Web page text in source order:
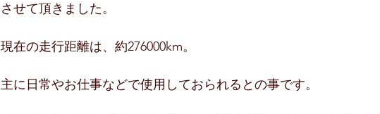
させて頂きました。
現在の走行距離は、約276000km。
主に日常やお仕事などで使用しておられるとの事です。